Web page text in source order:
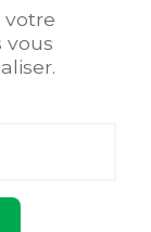
votre
vous